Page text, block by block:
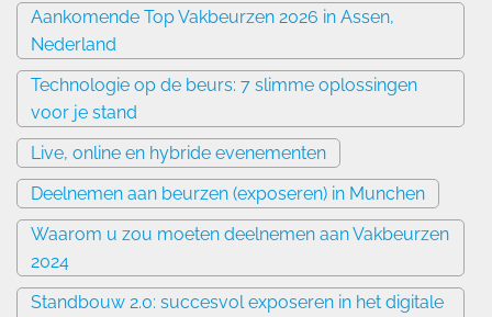
Aankomende Top Vakbeurzen 2026 in Assen,
Nederland
Technologie op de beurs: 7 slimme oplossingen
voor je stand
Live, online en hybride evenementen
Deelnemen aan beurzen (exposeren) in Munchen
Waarom u zou moeten deelnemen aan Vakbeurzen
2024
Standbouw 2.0: succesvol exposeren in het digitale